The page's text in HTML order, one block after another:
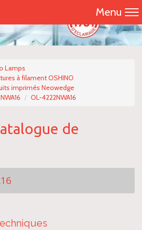
Menu
Accueil
Catalogue 2026
Nous contacter
Lamps
à filament OSHINO
imprimés Neowedge
OL-4222NWA16
de